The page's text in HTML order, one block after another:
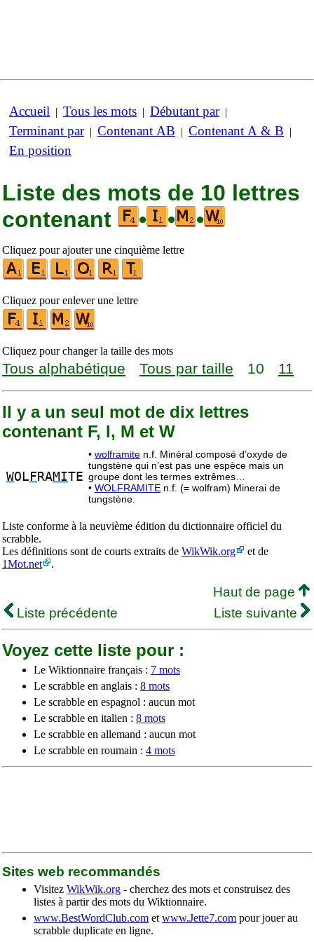
Accueil | Tous les mots | Débutant par|
Terminant par| Contenant AB | Contenant A & B |
En position
Liste des mots de 10 lettres
contenant
• • •
Cliquez pour ajouter une cinquième lettre
Cliquez pour enlever une lettre
Cliquez pour changer la taille des mots
Tous alphabétique Tous par taille 10 11
Il y a un seul mot de dix lettres
contenant F, I, M et W
WOL F RAMITE
• wolframite n.f. Minéral composé d’oxyde de
tungstène qui n’est pas une espèce mais un
groupe dont les termes extrêmes…
• WOLFRAMITE n.f. (= wolfram) Minerai de
tungstène.
Liste conforme à la neuvième édition du dictionnaire officiel du
scrabble.
Les définitions sont de courts extraits de WikWik.org
et de
1Mot.net
.
Haut de page
Liste précédente
Liste suivante
Voyez cette liste pour :
Le Wiktionnaire français : 7 mots
Le scrabble en anglais : 8 mots
Le scrabble en espagnol : aucun mot
Le scrabble en italien : 8 mots
Le scrabble en allemand : aucun mot
Le scrabble en roumain : 4 mots
Sites web recommandés
Visitez WikWik.org - cherchez des mots et construisez des
listes à partir des mots du Wiktionnaire.
www.BestWordClub.com et www.Jette7.com pour jouer au
scrabble duplicate en ligne.